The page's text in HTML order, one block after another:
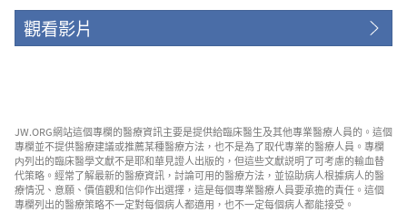
觀看影片
JW.ORG網站這個專欄的醫療資訊主要是提供給臨床醫生及其他專業醫療人員的。這個
專欄並不提供醫療建議或推薦某種醫療方法，也不是為了取代專業的醫療人員。專欄
内列出的臨床醫學文獻不是耶和華見證人出版的，但這些文獻説明了可考慮的輸血替
代策略。經常了解最新的醫療資訊，討論可用的醫療方法，並協助病人根據病人的醫
療情況、意願、價值觀和信仰作出選擇，這是每個專業醫療人員要承擔的責任。這個
專欄列出的醫療策略不一定對每個病人都適用，也不一定每個病人都能接受。